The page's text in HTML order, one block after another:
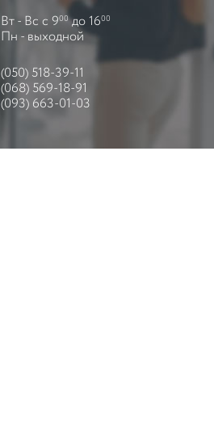
Вт - Вс с 900до 1600
Пн - выходной
(050) 518-39-11
(068) 569-18-91
(093) 663-01-03